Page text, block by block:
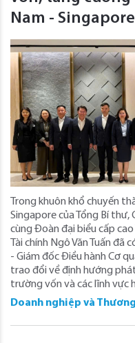
Nam - Singapore
Trong khuôn khổ chuyến
Singapore của Tổng Bí thư,
cùng Đoàn đại biểu cấp
Tài chính Ngô Văn Tuấn đã
- Giám đốc Điều hành Cơ
trao đổi về định hướng
trường vốn và các lĩnh vực
Doanh nghiệp và